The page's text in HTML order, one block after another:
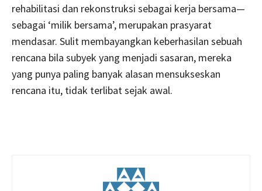
rehabilitasi dan rekonstruksi sebagai kerja bersama—
sebagai ‘milik bersama’, merupakan prasyarat
mendasar. Sulit membayangkan keberhasilan sebuah
rencana bila subyek yang menjadi sasaran, mereka
yang punya paling banyak alasan mensukseskan
rencana itu, tidak terlibat sejak awal.